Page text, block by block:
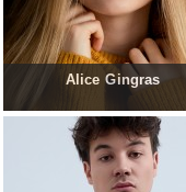
Alice Gingras